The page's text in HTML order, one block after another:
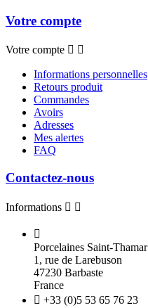
Votre compte
Votre compte  
Informations personnelles
Retours produit
Commandes
Avoirs
Adresses
Mes alertes
FAQ
Contactez-nous
Informations  

Porcelaines Saint-Thamar
1, rue de Larebuson
47230 Barbaste
France
 +33 (0)5 53 65 76 23